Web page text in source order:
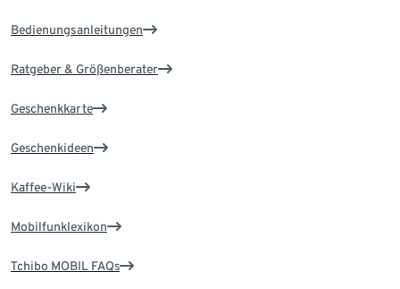
Bedienungsanleitungen
Ratgeber & Größenberater
Geschenkkarte
Geschenkideen
Kaffee-Wiki
Mobilfunklexikon
Tchibo MOBIL FAQs